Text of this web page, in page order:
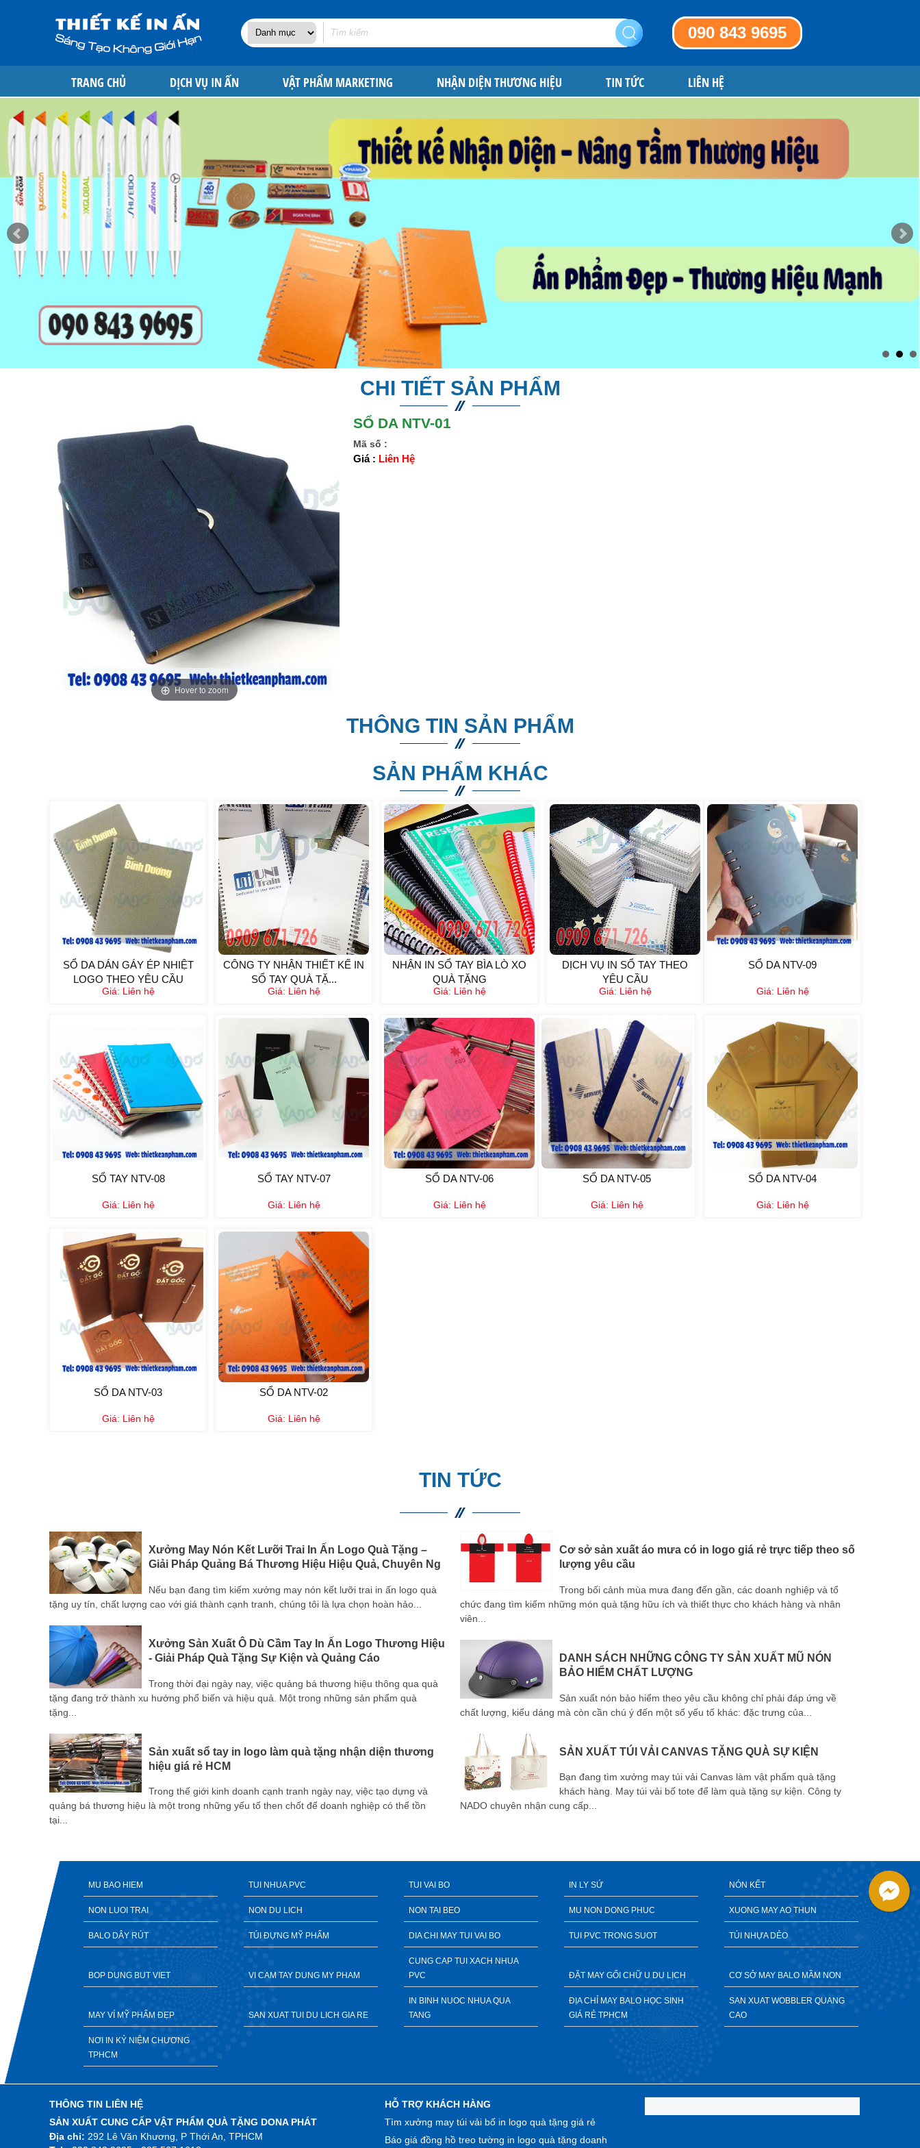
090 843 9695
TRANG CHỦ DỊCH VỤ IN ẤN VẬT PHẨM MARKETING NHẬN DIỆN THƯƠNG HIỆU TIN TỨC LIÊN HỆ
CHI TIẾT SẢN PHẨM
Hover to zoom
SỔ DA NTV-01
Mã số :
Giá : Liên Hệ
THÔNG TIN SẢN PHẨM
SẢN PHẨM KHÁC
SỔ DA DÁN GÁY ÉP NHIỆT
LOGO THEO YÊU CẦU
Giá: Liên hệ
CÔNG TY NHẬN THIẾT KẾ IN
SỔ TAY QUÀ TẶ...
Giá: Liên hệ
NHẬN IN SỔ TAY BÌA LÒ XO
QUÀ TẶNG
Giá: Liên hệ
DỊCH VỤ IN SỔ TAY THEO
YÊU CẦU
Giá: Liên hệ
SỔ DA NTV-09
Giá: Liên hệ
SỔ TAY NTV-08
Giá: Liên hệ
SỔ TAY NTV-07
Giá: Liên hệ
SỔ DA NTV-06
Giá: Liên hệ
SỔ DA NTV-05
Giá: Liên hệ
SỔ DA NTV-04
Giá: Liên hệ
SỔ DA NTV-03
Giá: Liên hệ
SỔ DA NTV-02
Giá: Liên hệ
TIN TỨC
Xưởng May Nón Kết Lưỡi Trai In Ấn Logo Quà Tặng –
Giải Pháp Quảng Bá Thương Hiệu Hiệu Quả, Chuyên Ng
Nếu bạn đang tìm kiếm xưởng may nón kết lưỡi trai in ấn logo quà
tặng uy tín, chất lượng cao với giá thành cạnh tranh, chúng tôi là lựa chọn hoàn hảo...
Xưởng Sản Xuất Ô Dù Cầm Tay In Ấn Logo Thương Hiệu
- Giải Pháp Quà Tặng Sự Kiện và Quảng Cáo
Trong thời đại ngày nay, việc quảng bá thương hiệu thông qua quà
tặng đang trở thành xu hướng phổ biến và hiệu quả. Một trong những sản phẩm quà
tặng...
Sản xuất sổ tay in logo làm quà tặng nhận diện thương
hiệu giá rẻ HCM
Trong thế giới kinh doanh cạnh tranh ngày nay, việc tạo dựng và
quảng bá thương hiệu là một trong những yếu tố then chốt để doanh nghiệp có thể tồn
tại...
Cơ sở sản xuất áo mưa có in logo giá rẻ trực tiếp theo số
lượng yêu cầu
Trong bối cảnh mùa mưa đang đến gần, các doanh nghiệp và tổ
chức đang tìm kiếm những món quà tặng hữu ích và thiết thực cho khách hàng và nhân
viên...
DANH SÁCH NHỮNG CÔNG TY SẢN XUẤT MŨ NÓN
BẢO HIỂM CHẤT LƯỢNG
Sản xuất nón bảo hiểm theo yêu cầu không chỉ phải đáp ứng về
chất lượng, kiểu dáng mà còn cần chú ý đến một số yếu tố khác: đặc trưng của...
SẢN XUẤT TÚI VẢI CANVAS TẶNG QUÀ SỰ KIỆN
Bạn đang tìm xưởng may túi vải Canvas làm vật phẩm quà tặng
khách hàng. May túi vải bố tote để làm quà tặng sự kiện. Công ty
NADO chuyên nhận cung cấp...
MU BAO HIEM TUI NHUA PVC TUI VAI BO IN LY SỨ NÓN KẾT
NON LUOI TRAI NON DU LICH NON TAI BEO MU NON DONG PHUC XUONG MAY AO THUN
BALO DÂY RÚT TÚI ĐỰNG MỸ PHẨM DIA CHI MAY TUI VAI BO TUI PVC TRONG SUOT TÚI NHỰA DẺO
BOP DUNG BUT VIET VI CAM TAY DUNG MY PHAM
CUNG CAP TUI XACH NHUA
PVC
ĐẶT MAY GỐI CHỮ U DU LỊCH CƠ SỞ MAY BALO MẦM NON
MAY VÍ MỸ PHẨM ĐẸP SAN XUAT TUI DU LICH GIA RE
IN BINH NUOC NHUA QUA
TANG
ĐỊA CHỈ MAY BALO HỌC SINH
GIÁ RẺ TPHCM
SAN XUAT WOBBLER QUANG
CAO
NƠI IN KỶ NIỆM CHƯƠNG
TPHCM
THÔNG TIN LIÊN HỆ
SẢN XUẤT CUNG CẤP VẬT PHẨM QUÀ TẶNG DONA PHÁT
Địa chỉ: 292 Lê Văn Khương, P Thới An, TPHCM
HỖ TRỢ KHÁCH HÀNG
Tìm xưởng may túi vải bố in logo quà tặng giá rẻ
Báo giá đồng hồ treo tường in logo quà tặng doanh